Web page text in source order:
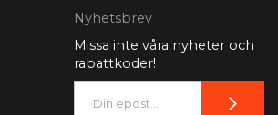
Nyhetsbrev
Missa inte våra nyheter och
rabattkoder!